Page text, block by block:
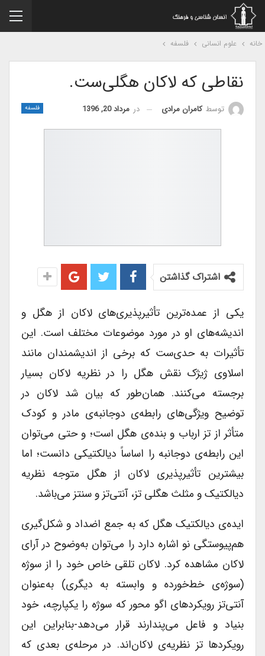
علوم انسانی فلسفه
نقاطی که لاکان هگلی‌ست.
فلسفه توسطکامران مرادی درمرداد 20, 1396
اشتراک گذاشتن
یکی از عمده‌ترین تأثیرپذیری‌های لاکان از هگل و
اندیشه‌های او در مورد موضوعات مختلف است. این
تأثیرات به حدی‌ست که برخی از اندیشمندان مانند
اسلاوی ژیژک نقش هگل را در نظریه لاکان بسیار
برجسته می‌کنند. همان‌طور که بیان شد لاکان در
توضیح ویژگی‌های رابطه‌ی دوجانبه‌ی مادر و کودک
متأثر از تز ارباب و بنده‌ی هگل است؛ و حتی می‌توان
این رابطه‌ی دوجانبه را اساساً دیالکتیکی دانست؛ اما
بیشترین تأثیرپذیری لاکان از هگل متوجه نظریه
دیالکتیک و مثلث هگلی تز، آنتی‌تز و سنتز می‌باشد.
ایده‌ی دیالکتیک هگل که به جمع اضداد و شکل‌گیری
هم‌پیوستگی نو اشاره دارد را می‌توان به‌وضوح در آرای
لاکان مشاهده کرد. لاکان تلقی خاص خود را از سوژه
(سوژه‌ی خط‌خورده و وابسته به دیگری) به‌عنوان
آنتی‌تز رویکردهای اگو محور که سوژه را یکپارچه، خود
بنیاد و فاعل می‌پندارند قرار می‌دهد-بنابراین این
رویکردها تز نظریه‌ی لاکان‌اند. در مرحله‌ی بعدی که